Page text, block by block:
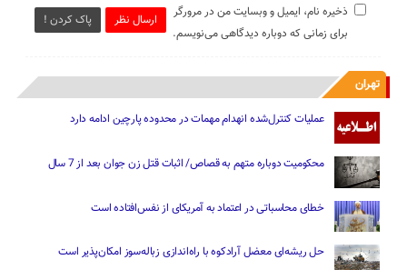
ارسال نظر پاک کردن !
ذخیره نام، ایمیل و وبسایت من در مرورگر
برای زمانی که دوباره دیدگاهی می‌نویسم.
تهران
عملیات کنترل‌شده انهدام مهمات در محدوده پارچین ادامه دارد
محکومیت دوباره متهم به قصاص/ اثبات قتل زن جوان بعد از 7 سال
خطای محاسباتی در اعتماد به آمریکای از نفس‌افتاده است
حل ریشه‌ای معضل آرادکوه با راه‌اندازی زباله‌سوز امکان‌پذیر است